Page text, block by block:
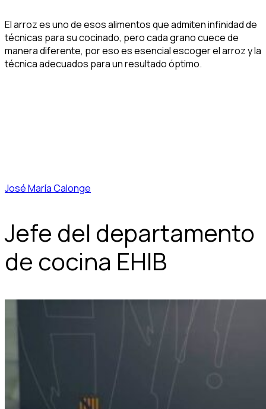
El arroz es uno de esos alimentos que admiten infinidad de
técnicas para su cocinado, pero cada grano cuece de
manera diferente, por eso es esencial escoger el arroz y la
técnica adecuados para un resultado óptimo.
José María Calonge
Jefe del departamento
de cocina EHIB